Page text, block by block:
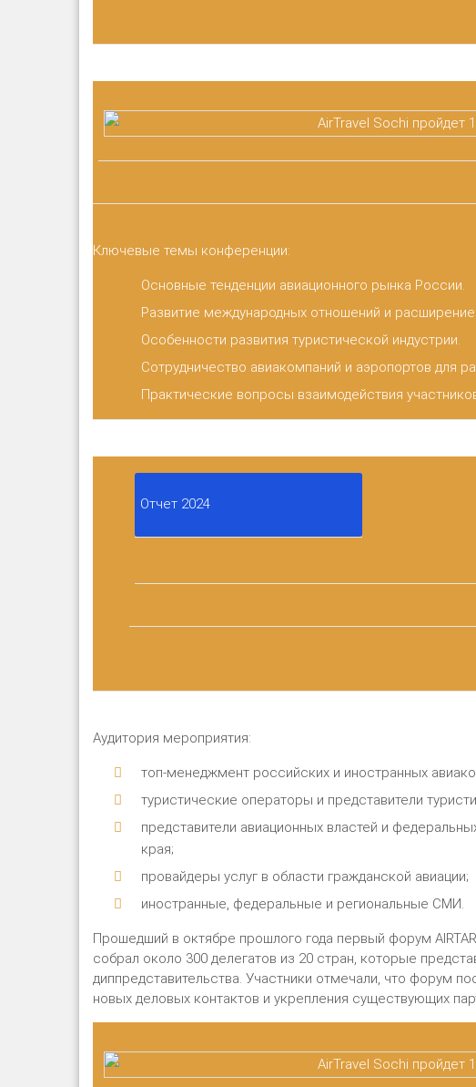
Ключевые темы конференции:
Основные тенденции авиационного рынка России.
Развитие международных отношений и
Особенности развития туристической индустрии.
Сотрудничество авиакомпаний и аэропортов для
Практические вопросы взаимодействия
Отчет 2024
Аудитория мероприятия:
топ-менеджмент российских и иностранных
туристические операторы и представители
представители авиационных властей и
края;
провайдеры услуг в области гражданской авиации;
иностранные, федеральные и региональные СМИ.
Прошедший в октябре прошлого года первый форум
собрал около 300 делегатов из 20 стран, которые
диппредставительства. Участники отмечали, что форум
новых деловых контактов и укрепления существующих